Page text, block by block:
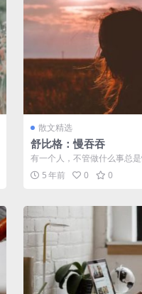
散文精选
舒比格：慢吞吞
有一个人，不管做什么事总
说，如果他要去书报摊买一份
须...5 年前 0 0